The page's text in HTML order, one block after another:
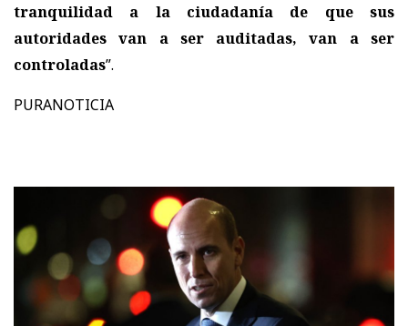
tranquilidad a la ciudadanía de que sus
autoridades van a ser auditadas, van a ser
controladas”.
PURANOTICIA